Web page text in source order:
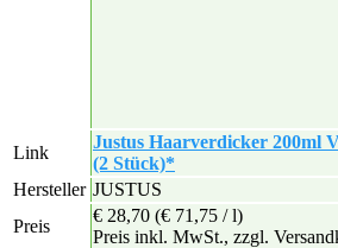
Link
Justus Haarverdicker 200ml
(2 Stück)*
Hersteller JUSTUS
Preis
€ 28,70 (€ 71,75 / l)
Preis inkl. MwSt., zzgl.